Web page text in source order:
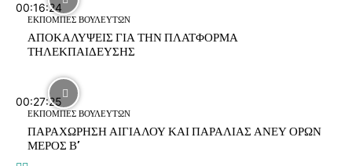
00:16:24
ΕΚΠΟΜΠΕΣ ΒΟΥΛΕΥΤΩΝ
ΑΠΟΚΑΛΥΨΕΙΣ ΓΙΑ ΤΗΝ ΠΛΑΤΦΟΡΜΑ
ΤΗΛΕΚΠΑΙΔΕΥΣΗΣ
00:27:25
ΕΚΠΟΜΠΕΣ ΒΟΥΛΕΥΤΩΝ
ΠΑΡΑΧΩΡΗΣΗ ΑΙΓΙΑΛΟΥ ΚΑΙ ΠΑΡΑΛΙΑΣ ΑΝΕΥ ΟΡΩΝ
ΜΕΡΟΣ Β’